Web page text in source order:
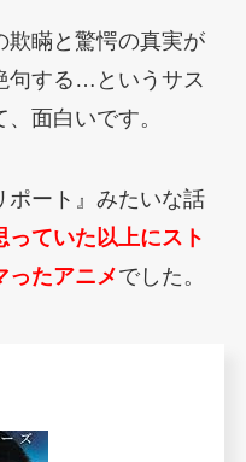
欺瞞と驚愕の真実が
句する…というサス
面白いです。
ポート』みたいな話
っていた以上にスト
ったアニメでした。